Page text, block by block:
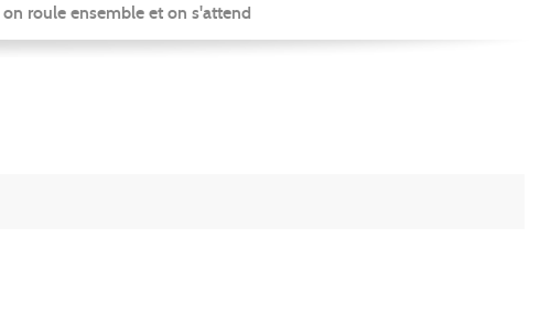
roule ensemble et on s'attend